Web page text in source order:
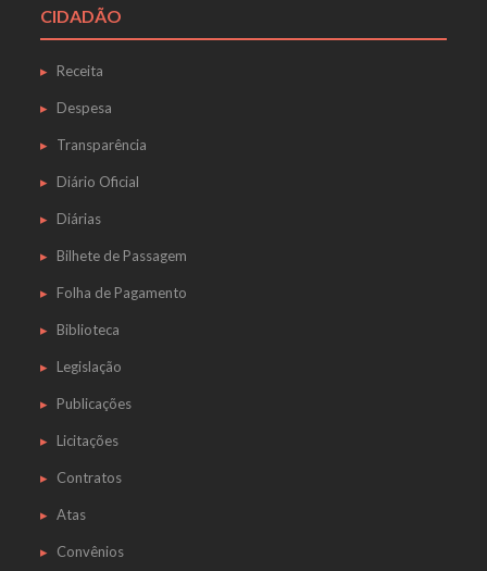
CIDADÃO
Receita
Despesa
Transparência
Diário Oficial
Diárias
Bilhete de Passagem
Folha de Pagamento
Biblioteca
Legislação
Publicações
Licitações
Contratos
Atas
Convênios